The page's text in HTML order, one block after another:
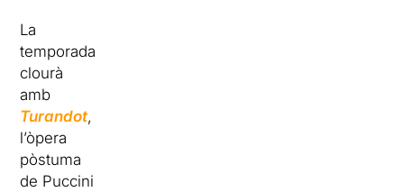
La
temporada
clourà
amb
Turandot,
l’òpera
pòstuma
de Puccini